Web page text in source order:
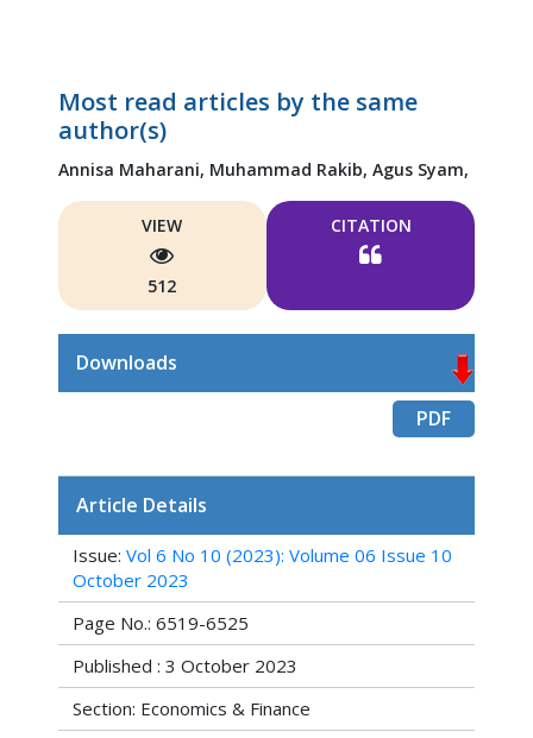
Most read articles by the same
author(s)
Annisa Maharani, Muhammad Rakib, Agus Syam,
VIEW
512
CITATION
Downloads
PDF
Article Details
Issue: Vol 6 No 10 (2023): Volume 06 Issue 10
October 2023
Page No.: 6519-6525
Published : 3 October 2023
Section: Economics & Finance